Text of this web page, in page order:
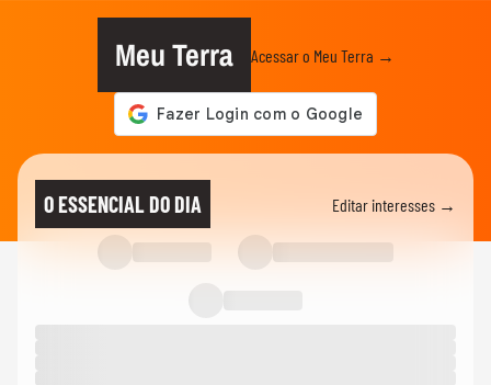
Meu Terra Acessar o Meu Terra →
O ESSENCIAL DO DIA Editar interesses →